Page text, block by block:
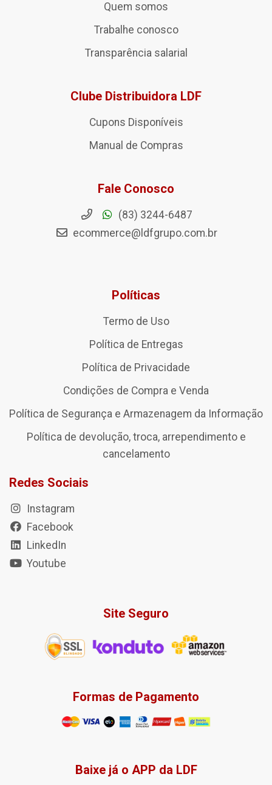
Quem somos
Trabalhe conosco
Transparência salarial
Clube Distribuidora LDF
Cupons Disponíveis
Manual de Compras
Fale Conosco
(83) 3244-6487
ecommerce@ldfgrupo.com.br
Políticas
Termo de Uso
Política de Entregas
Política de Privacidade
Condições de Compra e Venda
Política de Segurança e Armazenagem da Informação
Política de devolução, troca, arrependimento e
cancelamento
Redes Sociais
Instagram
Facebook
LinkedIn
Youtube
Site Seguro
Formas de Pagamento
Baixe já o APP da LDF